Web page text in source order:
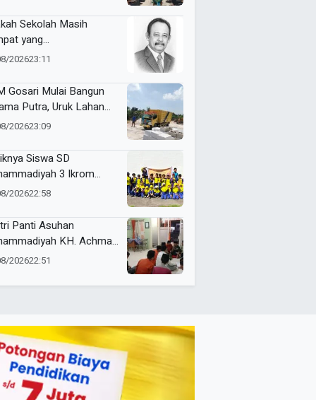
Sekolah Masih
yang
202623:11
Gosari Mulai Bangun
Putra, Uruk Lahan
81 Dump Truck
202623:09
Siswa SD
3 Ikrom
Membatik dengan
202622:58
Panti Asuhan
KH. Achmad
Latih Kepemimpinan
202622:51